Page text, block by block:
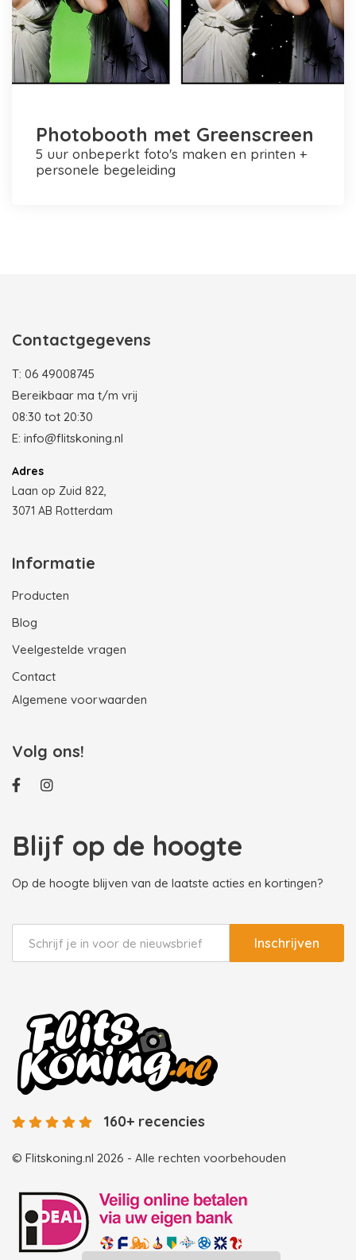
Photobooth met Greenscreen
5 uur onbeperkt foto's maken en printen +
personele begeleiding
Contactgegevens
T: 06 49008745
Bereikbaar ma t/m vrij
08:30 tot 20:30
E: info@flitskoning.nl
Adres
Laan op Zuid 822,
3071 AB Rotterdam
Informatie
Producten
Blog
Veelgestelde vragen
Contact
Algemene voorwaarden
Volg ons!
Blijf op de hoogte
Op de hoogte blijven van de laatste acties en kortingen?
Inschrijven
© Flitskoning.nl 2026 - Alle rechten voorbehouden
160+ recencies